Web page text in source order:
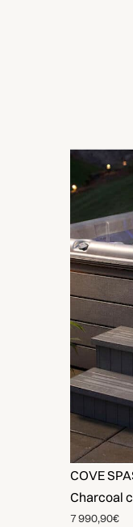
COVE
Charcoal
7 990,90€